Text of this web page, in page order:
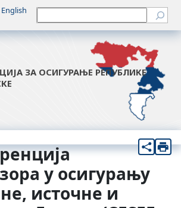
English Претрага
ЗА ОСИГУРАЊЕ РЕПУБЛИКЕ
у осигурању
источне и